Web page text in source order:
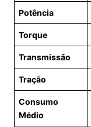
Potência
Torque
Transmissão
Tração
Consumo
Médio